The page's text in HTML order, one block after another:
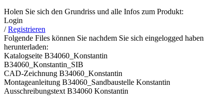
Holen Sie sich den Grundriss und alle Infos zum Produkt:
Login
/Registrieren
Folgende Files können Sie nachdem Sie sich eingelogged haben
herunterladen:
Katalogseite B34060_Konstantin
B34060_Konstantin_SIB
CAD-Zeichnung B34060_Konstantin
Montageanleitung B34060_Sandbaustelle Konstantin
Ausschreibungstext B34060 Konstantin